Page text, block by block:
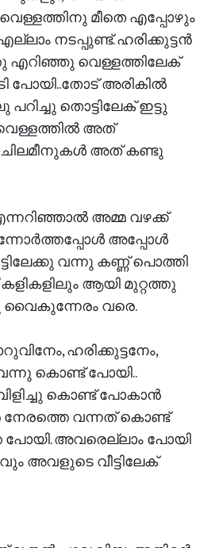
മീതെ എപ്പോഴും
നടപ്പുണ്ട്. ഹരിക്കുട്ടൻ
വെള്ളത്തിലേക്
പോയി..തോട് അരികിൽ
തൊട്ടിലേക് ഇട്ടു
അത്
ചിലമീനുകൾ അത് കണ്ടു
അമ്മ വഴക്ക്
അപ്പോൾ
വന്നു കണ്ണ് പൊത്തി
ആയി മുറ്റത്തു
വൈകുന്നേരം വരെ.
ഹരിക്കുട്ടനേം,
കൊണ്ട് പോയി..
കൊണ്ട് പോകാൻ
നേരത്തെ വന്നത് കൊണ്ട്
അവരെല്ലാം പോയി
അവളുടെ വീട്ടിലേക്